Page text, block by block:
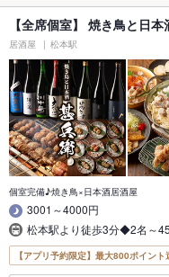
【全席個室】 焼き鳥と日
居酒屋 松本駅
個室完備♪焼き鳥×日本酒居酒屋
3001～4000円
松本駅より徒歩3分◆2名～
【アプリ予約限定】最大800ポイン